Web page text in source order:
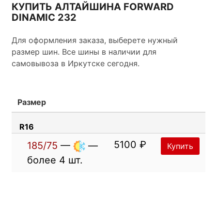
КУПИТЬ АЛТАЙШИНА FORWARD
DINAMIC 232
Для оформления заказа, выберете нужный
размер шин. Все шины в наличии для
самовывоза в Иркутске сегодня.
Размер
R16
185/75 —
—
более 4 шт.
5100 ₽ Купить